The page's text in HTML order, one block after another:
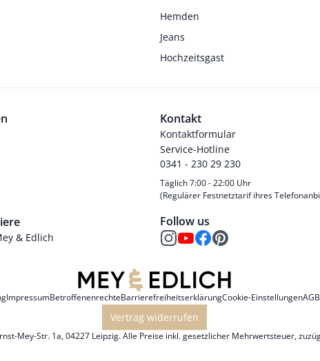
Hemden
Jeans
Hochzeitsgast
& Edlich
Kontakt
Kontaktformular
Service-Hotline
0341 - 230 29 230
Täglich 7:00 - 22:00 Uhr
(Regulärer Festnetztarif ihres
Follow us
ImpressumBetroffenenrechteBarrierefreiheitserklärungCookie-Einstellungen
Vertrag widerrufen
Mey-Str. 1a, 04227 Leipzig. Alle Preise inkl. gesetzlicher Mehrwertsteuer,